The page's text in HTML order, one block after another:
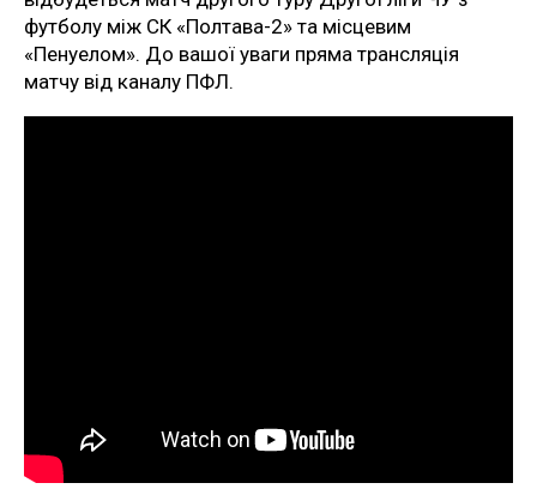
футболу між СК «Полтава-2» та місцевим
«Пенуелом». До вашої уваги пряма трансляція
матчу від каналу ПФЛ.